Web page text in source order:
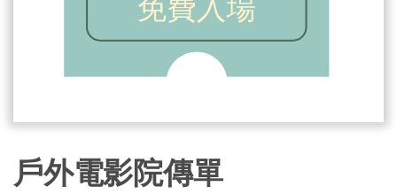
戶外電影院傳單